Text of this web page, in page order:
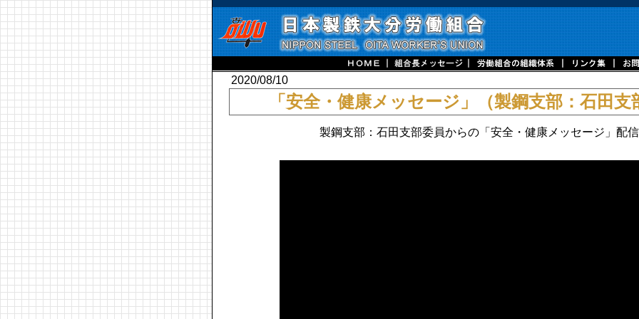
2020/08/10
「安全・健康メッセージ」（製鋼支部：石田支
製鋼支部：石田支部委員からの「安全・健康メッセージ」配信